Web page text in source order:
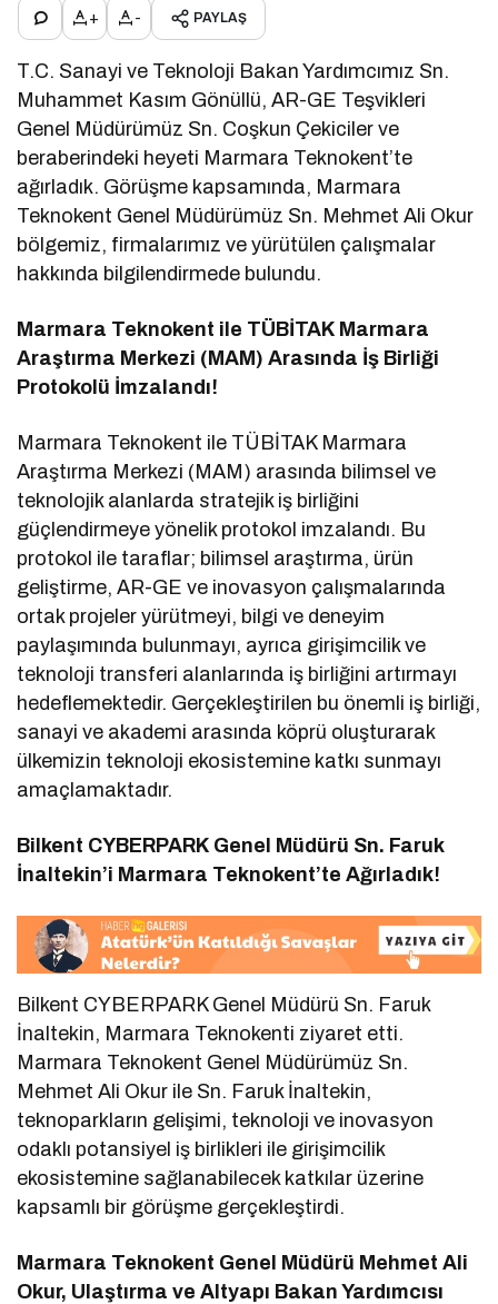
+ - PAYLAŞ
T.C. Sanayi ve Teknoloji Bakan Yardımcımız Sn.
Muhammet Kasım Gönüllü, AR-GE Teşvikleri
Genel Müdürümüz Sn. Coşkun Çekiciler ve
beraberindeki heyeti Marmara Teknokent’te
ağırladık. Görüşme kapsamında, Marmara
Teknokent Genel Müdürümüz Sn. Mehmet Ali Okur
bölgemiz, firmalarımız ve yürütülen çalışmalar
hakkında bilgilendirmede bulundu.
Marmara Teknokent ile TÜBİTAK Marmara
Araştırma Merkezi (MAM) Arasında İş Birliği
Protokolü İmzalandı!
Marmara Teknokent ile TÜBİTAK Marmara
Araştırma Merkezi (MAM) arasında bilimsel ve
teknolojik alanlarda stratejik iş birliğini
güçlendirmeye yönelik protokol imzalandı. Bu
protokol ile taraflar; bilimsel araştırma, ürün
geliştirme, AR-GE ve inovasyon çalışmalarında
ortak projeler yürütmeyi, bilgi ve deneyim
paylaşımında bulunmayı, ayrıca girişimcilik ve
teknoloji transferi alanlarında iş birliğini artırmayı
hedeflemektedir. Gerçekleştirilen bu önemli iş birliği,
sanayi ve akademi arasında köprü oluşturarak
ülkemizin teknoloji ekosistemine katkı sunmayı
amaçlamaktadır.
Bilkent CYBERPARK Genel Müdürü Sn. Faruk
İnaltekin’i Marmara Teknokent’te Ağırladık!
Bilkent CYBERPARK Genel Müdürü Sn. Faruk
İnaltekin, Marmara Teknokenti ziyaret etti.
Marmara Teknokent Genel Müdürümüz Sn.
Mehmet Ali Okur ile Sn. Faruk İnaltekin,
teknoparkların gelişimi, teknoloji ve inovasyon
odaklı potansiyel iş birlikleri ile girişimcilik
ekosistemine sağlanabilecek katkılar üzerine
kapsamlı bir görüşme gerçekleştirdi.
Marmara Teknokent Genel Müdürü Mehmet Ali
Okur, Ulaştırma ve Altyapı Bakan Yardımcısı